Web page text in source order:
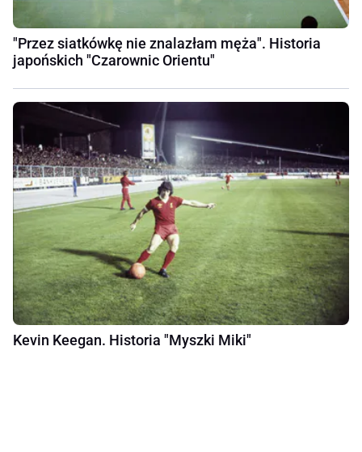
"Przez siatkówkę nie znalazłam męża". Historia
japońskich "Czarownic Orientu"
Kevin Keegan. Historia "Myszki Miki"